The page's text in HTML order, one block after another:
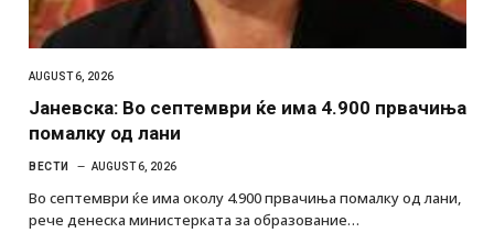
AUGUST 6, 2026
Јаневска: Во септември ќе има 4.900 првачиња
помалку од лани
ВЕСТИ AUGUST 6, 2026
Во септември ќе има околу 4.900 првачиња помалку од лани,
рече денеска министерката за образование…